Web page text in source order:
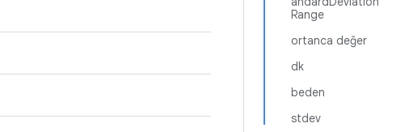
Range
ortanca değer
dk
beden
stdev